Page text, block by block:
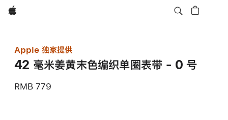
Apple
Apple 独家提供
42 毫米姜黄末色编织单圈表带 - 0 号
RMB 779